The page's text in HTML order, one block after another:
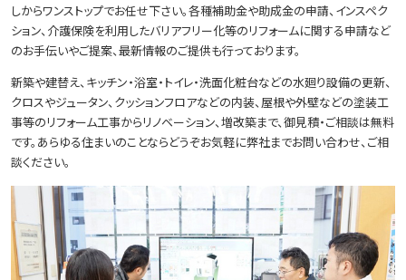
しからワンストップでお任せ下さい。各種補助金や助成金の申請、インスペク
ション、介護保険を利用したバリアフリー化等のリフォームに関する申請など
のお手伝いやご提案、最新情報のご提供も行っております。
新築や建替え、キッチン・浴室・トイレ・洗面化粧台などの水廻り設備の更新、
クロスやジュータン、クッションフロアなどの内装、屋根や外壁などの塗装工
事等のリフォーム工事からリノベーション、増改築まで、御見積・ご相談は無料
です。あらゆる住まいのことならどうぞお気軽に弊社までお問い合わせ、ご相
談ください。